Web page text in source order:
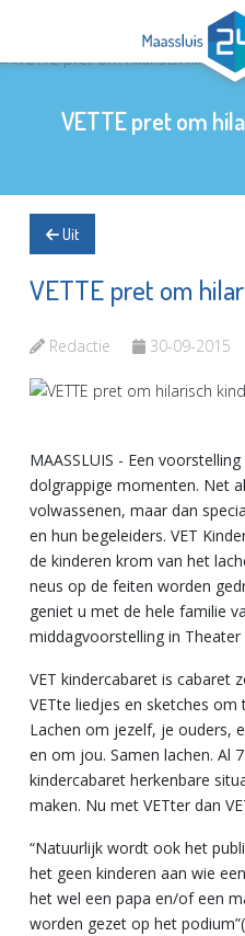
VETTE pret om
Uit
VETTE pret om
Redactie 30-09-2015
MAASSLUIS - Een
dolgrappige momenten. Net
volwassenen, maar dan
en hun begeleiders. VET
de kinderen krom van het
neus op de feiten worden
geniet u met de hele familie
middagvoorstelling in Theater
VET kindercabaret is cabaret
VETte liedjes en sketches om
Lachen om jezelf, je ouders,
en om jou. Samen lachen. Al
kindercabaret herkenbare
maken. Nu met VETter dan
“Natuurlijk wordt ook het
het geen kinderen aan wie
het wel een papa en/of een
worden gezet op het